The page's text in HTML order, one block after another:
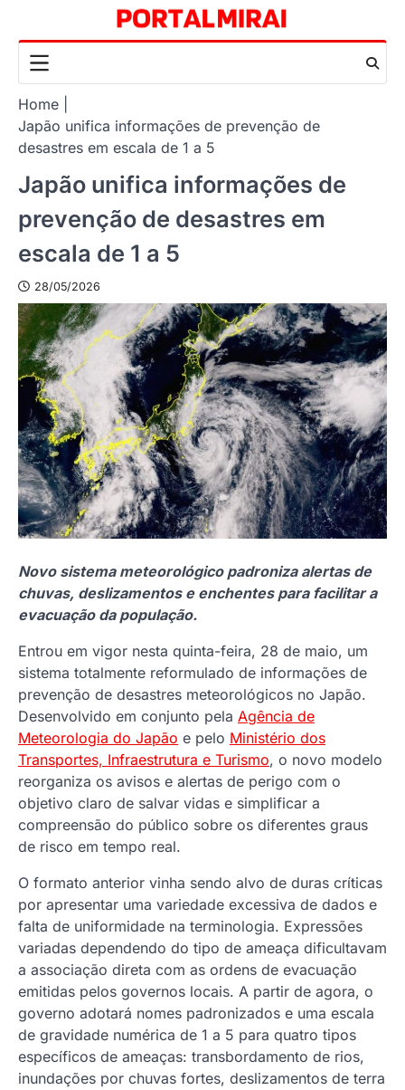
content
Home
Japão unifica informações de prevenção de
desastres em escala de 1 a 5
Japão unifica informações de
prevenção de desastres em
escala de 1 a 5
28/05/2026
Novo sistema meteorológico padroniza alertas de
chuvas, deslizamentos e enchentes para facilitar a
evacuação da população.
Entrou em vigor nesta quinta-feira, 28 de maio, um
sistema totalmente reformulado de informações de
prevenção de desastres meteorológicos no Japão.
Desenvolvido em conjunto pela Agência de
Meteorologia do Japão e pelo Ministério dos
Transportes, Infraestrutura e Turismo, o novo modelo
reorganiza os avisos e alertas de perigo com o
objetivo claro de salvar vidas e simplificar a
compreensão do público sobre os diferentes graus
de risco em tempo real.
O formato anterior vinha sendo alvo de duras críticas
por apresentar uma variedade excessiva de dados e
falta de uniformidade na terminologia. Expressões
variadas dependendo do tipo de ameaça dificultavam
a associação direta com as ordens de evacuação
emitidas pelos governos locais. A partir de agora, o
governo adotará nomes padronizados e uma escala
de gravidade numérica de 1 a 5 para quatro tipos
específicos de ameaças: transbordamento de rios,
inundações por chuvas fortes, deslizamentos de terra